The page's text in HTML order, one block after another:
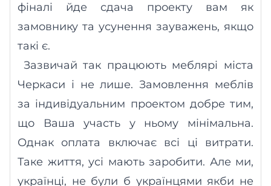
фіналі йде сдача проекту вам як
замовнику та усунення зауважень, якщо
такі є.
Зазвичай так працюють меблярі міста
Черкаси і не лише. Замовлення меблів
за індивідуальним проектом добре тим,
що Ваша участь у ньому мінімальна.
Однак оплата включає всі ці витрати.
Таке життя, усі мають заробити. Але ми,
українці, не були б українцями якби не